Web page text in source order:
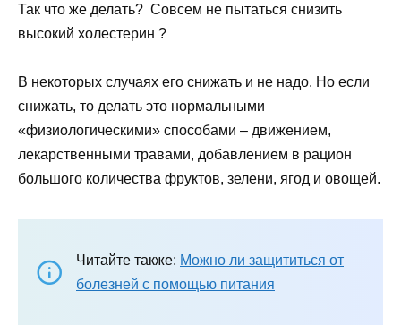
Так что же делать? Совсем не пытаться снизить
высокий холестерин ?
В некоторых случаях его снижать и не надо. Но если
снижать, то делать это нормальными
«физиологическими» способами – движением,
лекарственными травами, добавлением в рацион
большого количества фруктов, зелени, ягод и овощей.
Читайте также: Можно ли защититься от
болезней с помощью питания